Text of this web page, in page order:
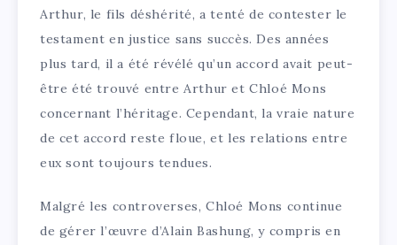
Arthur, le fils déshérité, a tenté de contester le
testament en justice sans succès. Des années
plus tard, il a été révélé qu’un accord avait peut-
être été trouvé entre Arthur et Chloé Mons
concernant l’héritage. Cependant, la vraie nature
de cet accord reste floue, et les relations entre
eux sont toujours tendues.
Malgré les controverses, Chloé Mons continue
de gérer l’œuvre d’Alain Bashung, y compris en